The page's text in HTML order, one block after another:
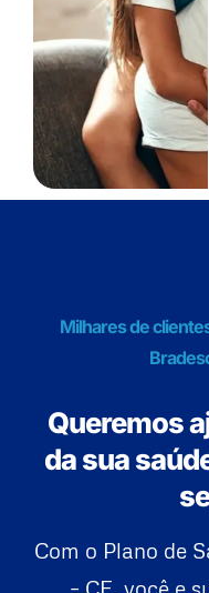
Milhares de
Queremos
da sua
Com o Plano de